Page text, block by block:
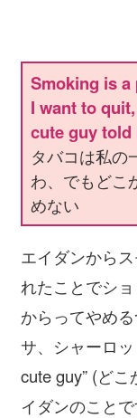
Smoking is a
I want to
cute guy told
タバコは私の
わ、でもどこ
めない
エイダンから
れたことでシ
からってやめ
サ、シャーロ
cute guy” (ど
イダンのことで